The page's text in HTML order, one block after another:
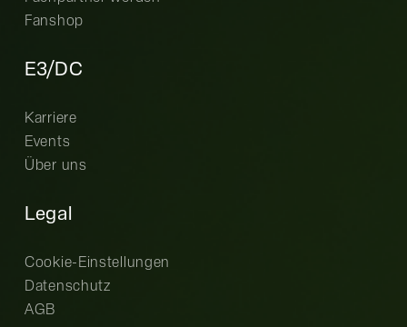
Fanshop
E3/DC
Karriere
Events
Über uns
Legal
Cookie-Einstellungen
Datenschutz
AGB